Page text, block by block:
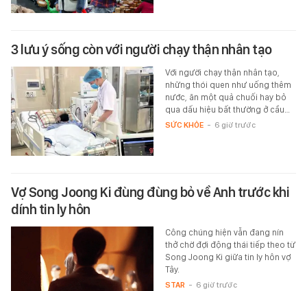
3 lưu ý sống còn với người chạy thận nhân tạo
Với người chạy thận nhân tạo,
những thói quen như uống thêm
nước, ăn một quả chuối hay bỏ
qua dấu hiệu bất thường ở cầu…
SỨC KHỎE - 6 giờ trước
Vợ Song Joong Ki đùng đùng bỏ về Anh trước khi
dính tin ly hôn
Công chúng hiện vẫn đang nín
thở chờ đợi động thái tiếp theo từ
Song Joong Ki giữa tin ly hôn vợ
Tây.
STAR - 6 giờ trước